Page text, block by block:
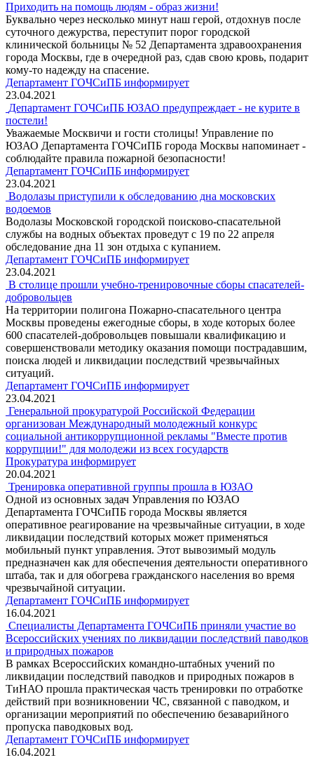
Приходить на помощь людям - образ жизни!
Буквально через несколько минут наш герой, отдохнув после
суточного дежурства, переступит порог городской
клинической больницы № 52 Департамента здравоохранения
города Москвы, где в очередной раз, сдав свою кровь, подарит
кому-то надежду на спасение.
Департамент ГОЧСиПБ информирует
23.04.2021
Департамент ГОЧСиПБ ЮЗАО предупреждает - не курите в
постели!
Уважаемые Москвичи и гости столицы! Управление по
ЮЗАО Департамента ГОЧСиПБ города Москвы напоминает -
соблюдайте правила пожарной безопасности!
Департамент ГОЧСиПБ информирует
23.04.2021
Водолазы приступили к обследованию дна московских
водоемов
Водолазы Московской городской поисково-спасательной
службы на водных объектах проведут с 19 по 22 апреля
обследование дна 11 зон отдыха с купанием.
Департамент ГОЧСиПБ информирует
23.04.2021
В столице прошли учебно-тренировочные сборы спасателей-
добровольцев
На территории полигона Пожарно-спасательного центра
Москвы проведены ежегодные сборы, в ходе которых более
600 спасателей-добровольцев повышали квалификацию и
совершенствовали методику оказания помощи пострадавшим,
поиска людей и ликвидации последствий чрезвычайных
ситуаций.
Департамент ГОЧСиПБ информирует
23.04.2021
Генеральной прокуратурой Российской Федерации
организован Международный молодежный конкурс
социальной антикоррупционной рекламы "Вместе против
коррупции!" для молодежи из всех государств
Прокуратура информирует
20.04.2021
Тренировка оперативной группы прошла в ЮЗАО
Одной из основных задач Управления по ЮЗАО
Департамента ГОЧСиПБ города Москвы является
оперативное реагирование на чрезвычайные ситуации, в ходе
ликвидации последствий которых может применяться
мобильный пункт управления. Этот вывозимый модуль
предназначен как для обеспечения деятельности оперативного
штаба, так и для обогрева гражданского населения во время
чрезвычайной ситуации.
Департамент ГОЧСиПБ информирует
16.04.2021
Специалисты Департамента ГОЧСиПБ приняли участие во
Всероссийских учениях по ликвидации последствий паводков
и природных пожаров
В рамках Всероссийских командно-штабных учений по
ликвидации последствий паводков и природных пожаров в
ТиНАО прошла практическая часть тренировки по отработке
действий при возникновении ЧС, связанной с паводком, и
организации мероприятий по обеспечению безаварийного
пропуска паводковых вод.
Департамент ГОЧСиПБ информирует
16.04.2021